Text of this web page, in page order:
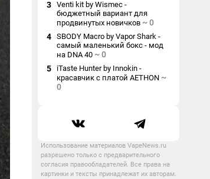
3 Venti kit by Wismec -
бюджетный вариант для
продвинутых новичков ~0
4 SBODY Macro by Vapor Shark -
самый маленький бокс - мод
на DNA 40 ~0
5
iTaste Hunter by Innokin -
красавчик с платой AETHON ~
0
Использование материалов VapeNews.ru
разрешено только с предварительного
согласия правообладателей. Все права на
картинки и тексты принадлежат их авторам.